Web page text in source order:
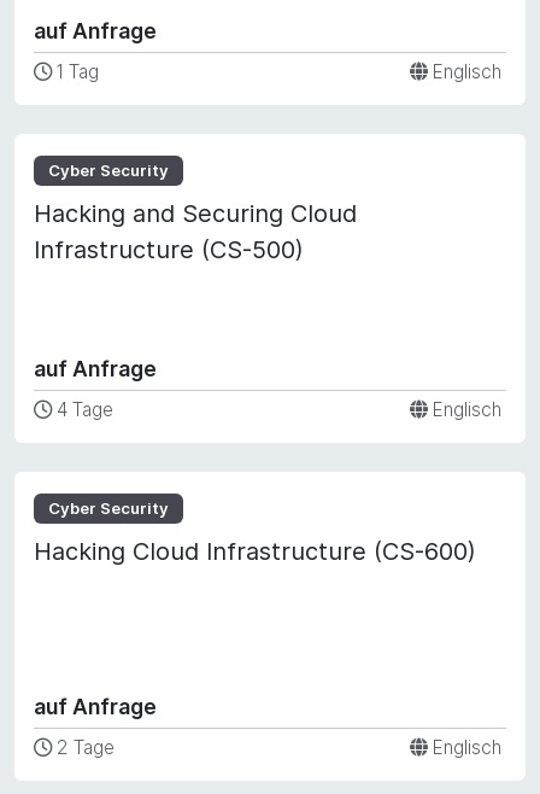
auf Anfrage
1 Tag Englisch
Cyber Security
Hacking and Securing Cloud
Infrastructure (CS-500)
auf Anfrage
4 Tage Englisch
Cyber Security
Hacking Cloud Infrastructure (CS-600)
auf Anfrage
2 Tage Englisch